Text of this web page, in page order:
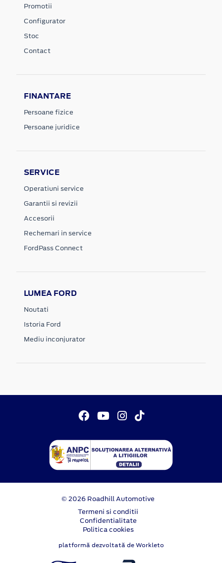
Promotii
Configurator
Stoc
Contact
FINANTARE
Persoane fizice
Persoane juridice
SERVICE
Operatiuni service
Garantii si revizii
Accesorii
Rechemari in service
FordPass Connect
LUMEA FORD
Noutati
Istoria Ford
Mediu inconjurator
© 2026 Roadhill Automotive
Termeni si conditii
Confidentialitate
Politica cookies
platformă dezvoltată de Workleto